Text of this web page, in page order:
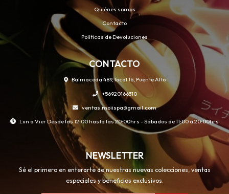
Quiénes somos
Contacto
Políticas de Devoluciones
CONTACTO
Balmaceda 489, local 16, Puente Alto
+56920166310
ventas.moiispa@gmail.com
Lun a Vier Desde las 12:00 hasta las 20:00hrs - Sábados de 11:00 a 20:00hrs
NEWSLETTER
Sé el primero en enterarte de nuestras nuevas colecciones, ventas
especiales y beneficios exclusivos.